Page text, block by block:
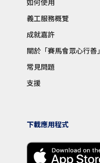
如何使用
義工服務概覽
成就嘉許
關於「賽馬會眾心行善」
常見問題
支援
下載應用程式